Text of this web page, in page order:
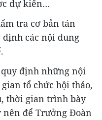
dự kiến…
tra cơ bản tán
các nội dung
định những nội
tổ chức hội thảo,
thời gian trình bày
để Trưởng Đoàn